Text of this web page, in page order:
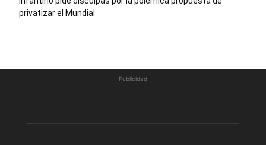
privatizar el Mundial
Publicidad